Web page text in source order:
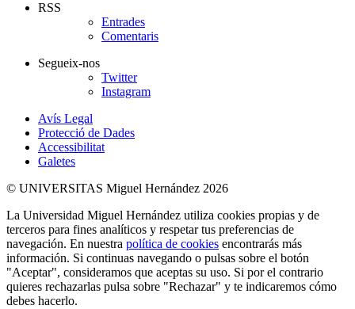
RSS
Entrades
Comentaris
Segueix-nos
Twitter
Instagram
Avís Legal
Protecció de Dades
Accessibilitat
Galetes
© UNIVERSITAS Miguel Hernández 2026
La Universidad Miguel Hernández utiliza cookies propias y de
terceros para fines analíticos y respetar tus preferencias de
navegación. En nuestra política de cookies encontrarás más
información. Si continuas navegando o pulsas sobre el botón
"Aceptar", consideramos que aceptas su uso. Si por el contrario
quieres rechazarlas pulsa sobre "Rechazar" y te indicaremos cómo
debes hacerlo.